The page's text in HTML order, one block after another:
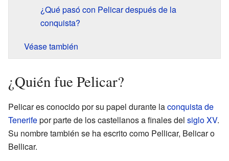
¿Qué pasó con Pelicar después de la
conquista?
Véase también
¿Quién fue Pelicar?
Pelicar es conocido por su papel durante laconquista de
Tenerifepor parte de los castellanos a finales del siglo XV.
Su nombre también se ha escrito como Pellicar, Belicar o
Bellicar.